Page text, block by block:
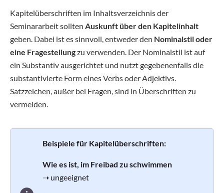
Kapitelüberschriften im Inhaltsverzeichnis der
Seminararbeit sollten Auskunft über den Kapitelinhalt
geben. Dabei ist es sinnvoll, entweder den Nominalstil oder
eine Fragestellungzu verwenden. Der Nominalstil ist auf
ein Substantiv ausgerichtet und nutzt gegebenenfalls die
substantivierte Form eines Verbs oder Adjektivs.
Satzzeichen, außer bei Fragen, sind in Überschriften zu
vermeiden.
Beispiele für Kapitelüberschriften:
Wie es ist, im Freibad zu schwimmen
➝ ungeeignet